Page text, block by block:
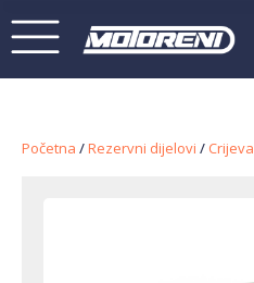
Početna /Rezervni dijelovi / Crijeva